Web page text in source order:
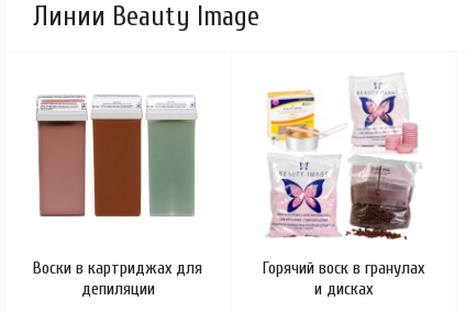
Линии Beauty Image
Воски в картриджах для
депиляции
Горячий воск в гранулах
и дисках